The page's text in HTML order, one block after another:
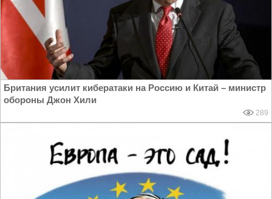
Британия усилит кибератаки на Россию и Китай – министр
обороны Джон Хили
289